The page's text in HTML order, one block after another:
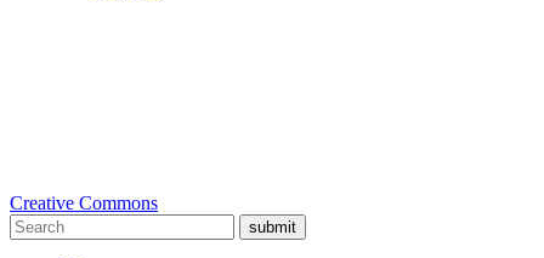
Creative Commons
submit